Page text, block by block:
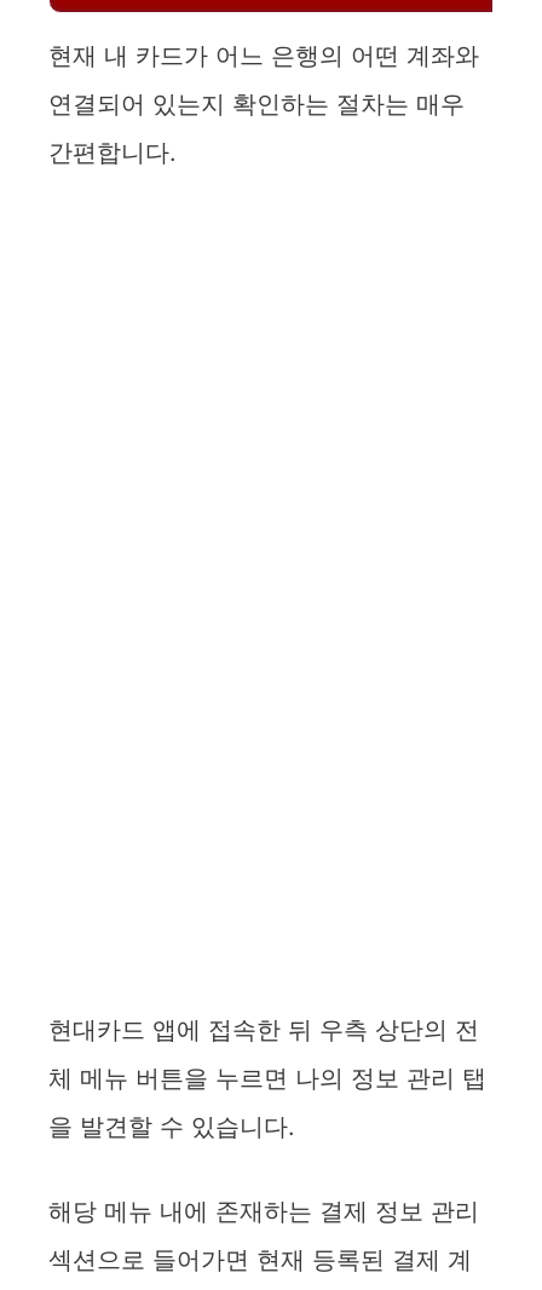
현재 내 카드가 어느 은행의 어떤 계좌와
연결되어 있는지 확인하는 절차는 매우
간편합니다.
현대카드 앱에 접속한 뒤 우측 상단의 전
체 메뉴 버튼을 누르면 나의 정보 관리 탭
을 발견할 수 있습니다.
해당 메뉴 내에 존재하는 결제 정보 관리
섹션으로 들어가면 현재 등록된 결제 계